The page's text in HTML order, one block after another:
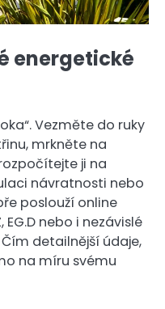
energetické
Vezměte do ruky
mrkněte na
ji na
návratnosti nebo
poslouží online
nebo i nezávislé
detailnější údaje,
na míru svému